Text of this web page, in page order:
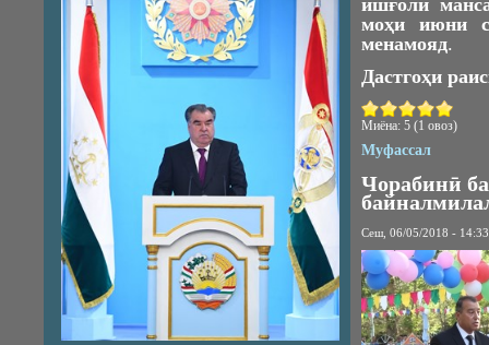
моҳи июни
менамояд.
Дастгоҳи
Миёна: 5 (1 овоз)
Муфассал
Чорабинӣ
Сеш, 06/05/2018 - 14:33